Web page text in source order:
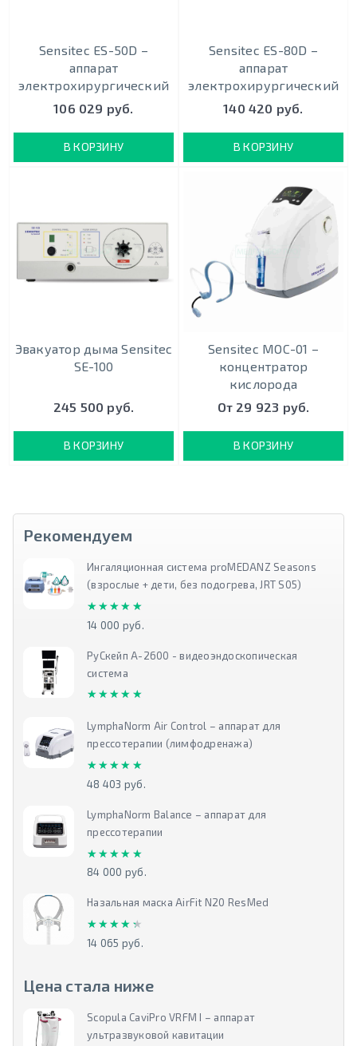
Sensitec ES-50D –
аппарат
электрохирургический
106 029 руб.
В КОРЗИНУ
Sensitec ES-80D –
аппарат
электрохирургический
140 420 руб.
В КОРЗИНУ
Эвакуатор дыма Sensitec
SE-100
245 500 руб.
В КОРЗИНУ
Sensitec MOC-01 –
концентратор
кислорода
От 29 923 руб.
В КОРЗИНУ
Рекомендуем
Ингаляционная система proMEDANZ Seasons
(взрослые + дети, без подогрева, JRT S05)
★★★★★
★★★★★
14 000 руб.
РуСкейп А-2600 - видеоэндоскопическая
система
★★★★★
★★★★★
LymphaNorm Air Control – аппарат для
прессотерапии (лимфодренажа)
★★★★★
★★★★★
48 403 руб.
LymphaNorm Balance – аппарат для
прессотерапии
★★★★★
★★★★★
84 000 руб.
Назальная маска AirFit N20 ResMed
★★★★★
★★★★★
14 065 руб.
Цена стала ниже
Scopula CaviPro VRFM I – аппарат
ультразвуковой кавитации